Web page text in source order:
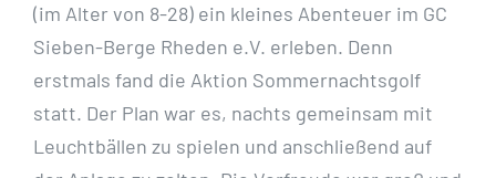
(im Alter von 8-28) ein kleines Abenteuer im GC
Sieben-Berge Rheden e.V. erleben. Denn
erstmals fand die Aktion Sommernachtsgolf
statt. Der Plan war es, nachts gemeinsam mit
Leuchtbällen zu spielen und anschließend auf